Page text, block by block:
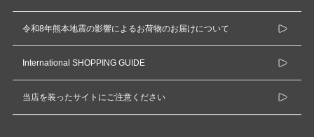
令和8年熊本地震の影響によるお荷物のお届けについて
International SHOPPING GUIDE
当店を装ったサイトにご注意ください